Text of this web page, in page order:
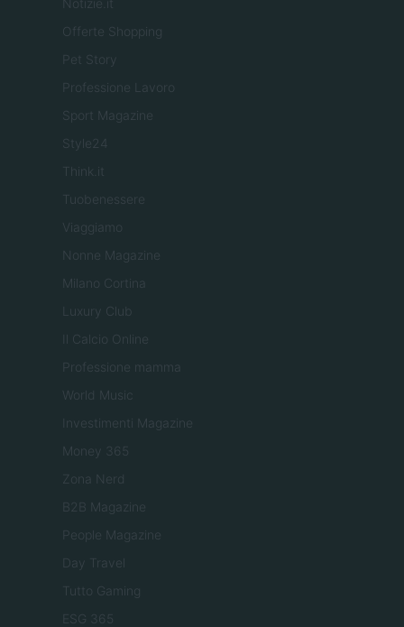
Notizie.it
Offerte Shopping
Pet Story
Professione Lavoro
Sport Magazine
Style24
Think.it
Tuobenessere
Viaggiamo
Nonne Magazine
Milano Cortina
Luxury Club
Il Calcio Online
Professione mamma
World Music
Investimenti Magazine
Money 365
Zona Nerd
B2B Magazine
People Magazine
Day Travel
Tutto Gaming
ESG 365